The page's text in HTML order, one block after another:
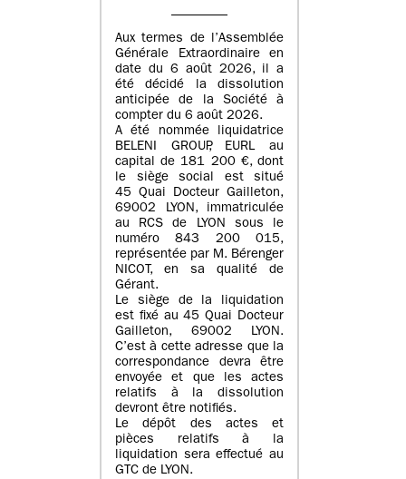
Aux termes de l’Assemblée
Générale Extraordinaire en
date du 6 août 2026, il a
été décidé la dissolution
anticipée de la Société à
compter du 6 août 2026.
A été nommée liquidatrice
BELENI GROUP, EURL au
capital de 181 200 €, dont
le siège social est situé
45 Quai Docteur Gailleton,
69002 LYON, immatriculée
au RCS de LYON sous le
numéro 843 200 015,
représentée par M. Bérenger
NICOT, en sa qualité de
Gérant.
Le siège de la liquidation
est fixé au45 Quai Docteur
Gailleton, 69002 LYON.
C’est à cette adresse que la
correspondance devra être
envoyée et que les actes
relatifs à la dissolution
devront être notifiés.
Le dépôt des actes et
pièces relatifs à la
liquidation sera effectué au
GTC de LYON.